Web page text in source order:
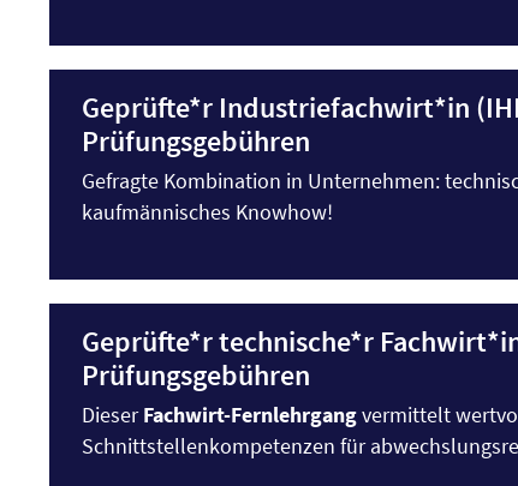
Geprüfte*r Industriefachwirt*in
Prüfungsgebühren
Gefragte Kombination in Unternehmen:
kaufmännisches Knowhow!
Geprüfte*r technische*r
Prüfungsgebühren
DieserFachwirt-Fernlehrgangvermittelt
Schnittstellenkompetenzen für